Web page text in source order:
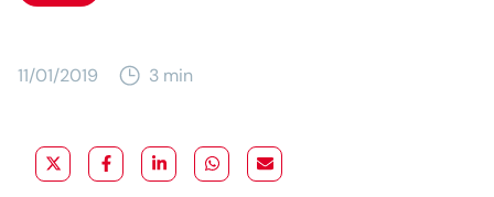
11/01/2019 3 min